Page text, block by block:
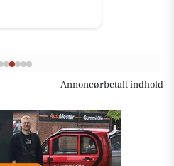
Annoncørbetalt indhold